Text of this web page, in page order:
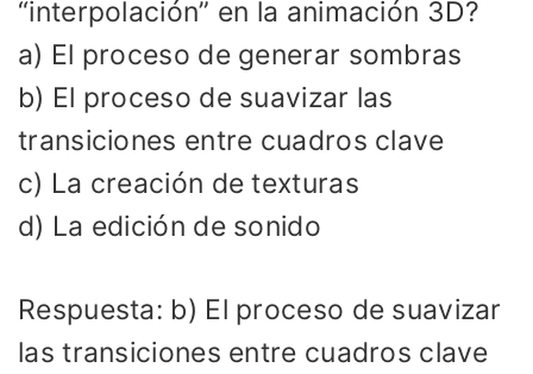
“interpolación” en la animación 3D?
a) El proceso de generar sombras
b) El proceso de suavizar las
transiciones entre cuadros clave
c) La creación de texturas
d) La edición de sonido
Respuesta: b) El proceso de suavizar
las transiciones entre cuadros clave